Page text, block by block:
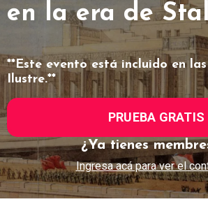
en la era de
**Este evento está incluido en las
Ilustre.**
PRUEBA GRATIS
¿Ya tienes
Ingresa acá para ver el